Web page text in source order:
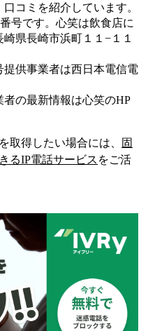
コミを紹介しています。
号です。 心笑は飲食店に
県長崎市浜町１１−１１
提供事業者は西日本電信電
者の最新情報は心笑のHP
取得したい場合には、
固
るIP電話サービス をご活